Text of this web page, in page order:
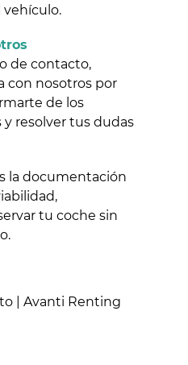
vehículo.
de contacto,
con nosotros por
de los
resolver tus dudas
la documentación
tu coche sin